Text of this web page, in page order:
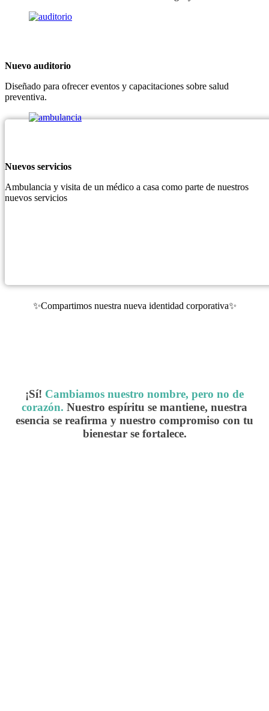
Nuevo auditorio
Diseñado para ofrecer eventos y capacitaciones sobre salud
preventiva.
Nuevos servicios
Ambulancia y visita de un médico a casa como parte de nuestros
nuevos servicios
✨Compartimos nuestra nueva identidad corporativa✨
¡Sí! Cambiamos nuestro nombre, pero no de
corazón. Nuestro espíritu se mantiene, nuestra
esencia se reafirma y nuestro compromiso con tu
bienestar se fortalece.